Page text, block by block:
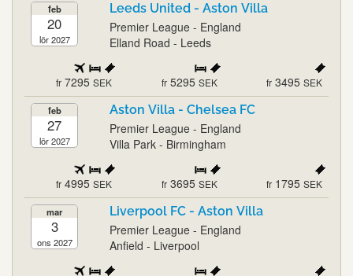
feb
20
lör 2027
Leeds United - Aston Villa
Premier League - England
Elland Road - Leeds
fr 7295 SEK fr 5295 SEK fr 3495 SEK
feb
27
lör 2027
Aston Villa - Chelsea FC
Premier League - England
Villa Park - Birmingham
fr 4995 SEK fr 3695 SEK fr 1795 SEK
mar
3
ons 2027
Liverpool FC - Aston Villa
Premier League - England
Anfield - Liverpool